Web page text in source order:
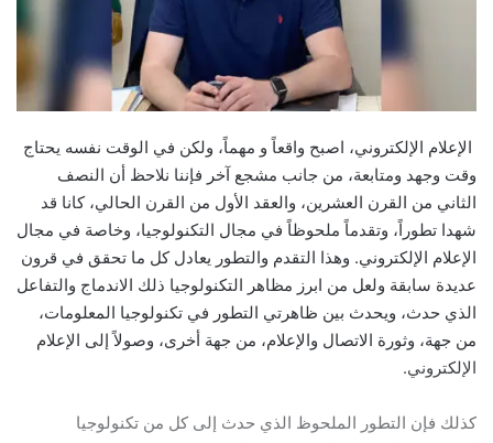
الإعلام الإلكتروني، اصبح واقعاً و مهماً، ولكن في الوقت نفسه يحتاج
وقت وجهد ومتابعة، من جانب مشجع آخر فإننا نلاحظ أن النصف
الثاني من القرن العشرين، والعقد الأول من القرن الحالي، كانا قد
شهدا تطوراً، وتقدماً ملحوظاً في مجال التكنولوجيا، وخاصة في مجال
الإعلام الإلكتروني. وهذا التقدم والتطور يعادل كل ما تحقق في قرون
عديدة سابقة ولعل من ابرز مظاهر التكنولوجيا ذلك الاندماج والتفاعل
الذي حدث، ويحدث بين ظاهرتي التطور في تكنولوجيا المعلومات،
من جهة، وثورة الاتصال والإعلام، من جهة أخرى، وصولاً إلى الإعلام
الإلكتروني.
كذلك فإن التطور الملحوظ الذي حدث إلى كل من تكنولوجيا